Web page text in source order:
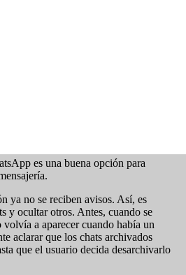
es una buena opción para
ya no se reciben avisos. Así, es
y ocultar otros. Antes, cuando se
a aparecer cuando había un
aclarar que los chats archivados
que el usuario decida desarchivarlo